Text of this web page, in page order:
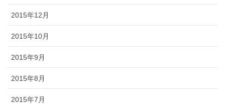
2015年12月
2015年10月
2015年9月
2015年8月
2015年7月